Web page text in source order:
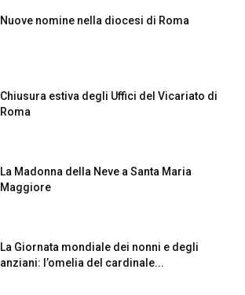
Nuove nomine nella diocesi di Roma
Chiusura estiva degli Uffici del Vicariato di
Roma
La Madonna della Neve a Santa Maria
Maggiore
La Giornata mondiale dei nonni e degli
anziani: l’omelia del cardinale...